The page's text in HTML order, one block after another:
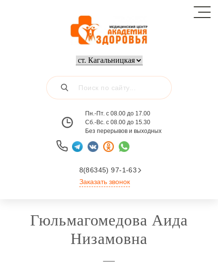
Пн.-Пт. с 08.00 до 17.00
Сб.-Вс. с 08.00 до 15.30
Без перерывов и выходных
8(86345) 97-1-63
Заказать звонок
Гюльмагомедова Аида
Низамовна